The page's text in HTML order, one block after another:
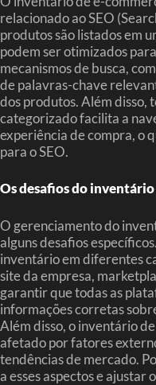
relacionado ao SEO
produtos são listados em
podem ser otimizados
mecanismos de busca,
de palavras-chave
dos produtos. Além disso,
categorizado facilita a
experiência de compra, o
para o SEO.
Os desafios do
O gerenciamento do
alguns desafios
inventário em diferentes
site da empresa,
garantir que todas as
informações corretas
Além disso, o inventário
afetado por fatores
tendências de mercado.
a esses aspectos e ajustar